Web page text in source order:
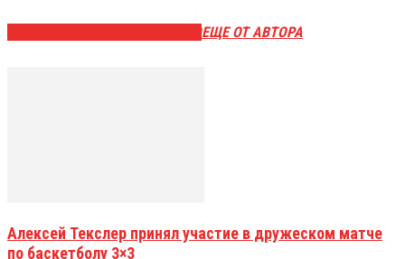
ЕЩЕ ОТ АВТОРА
Алексей Текслер принял участие в дружеском матче
по баскетболу 3×3